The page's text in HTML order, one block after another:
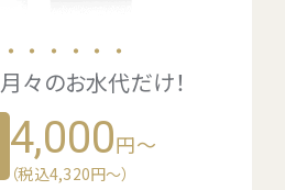
月々のお水代
・・・・・・
だけ！
4,000円～
（税込4,320円〜）